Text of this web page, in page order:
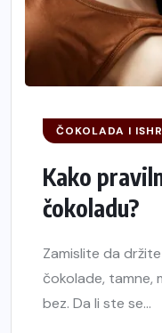
ČOKOLADA I
Kako
čokoladu?
Zamislite da
čokolade, tamne,
bez. Da li ste se...